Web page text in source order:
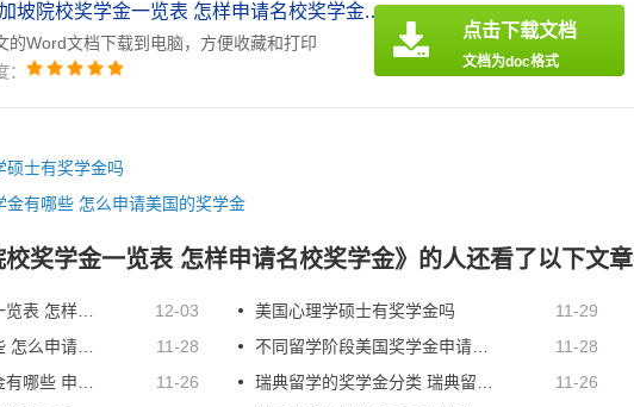
《新加坡院校奖学金一览表 怎样申请名校奖学金.doc》
的Word文档下载到电脑，方便收藏和打印
点击下载文档
文档为doc格式
硕士有奖学金吗
金有哪些 怎么申请美国的奖学金
奖学金一览表 怎样申请名校奖学金》的人还看了以下文章
12-03 美国心理学硕士有奖学金吗
11-29
11-28
11-28
11-26
11-26